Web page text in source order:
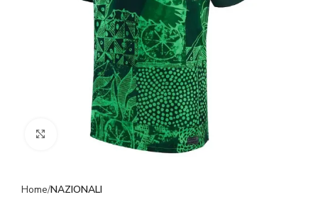
Click to enlarge
Home NAZIONALI